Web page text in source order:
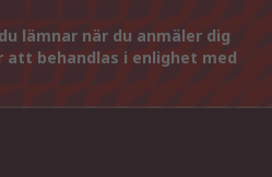
lämnar när du anmäler dig
behandlas i enlighet med